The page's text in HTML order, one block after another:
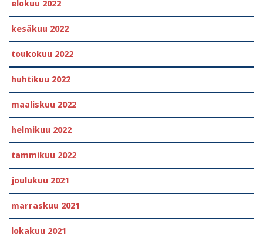
elokuu 2022
kesäkuu 2022
toukokuu 2022
huhtikuu 2022
maaliskuu 2022
helmikuu 2022
tammikuu 2022
joulukuu 2021
marraskuu 2021
lokakuu 2021